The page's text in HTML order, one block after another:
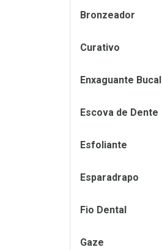
Bronzeador
Curativo
Enxaguante Bucal
Escova de Dente
Esfoliante
Esparadrapo
Fio Dental
Gaze